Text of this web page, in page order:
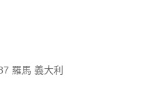
羅馬 義大利